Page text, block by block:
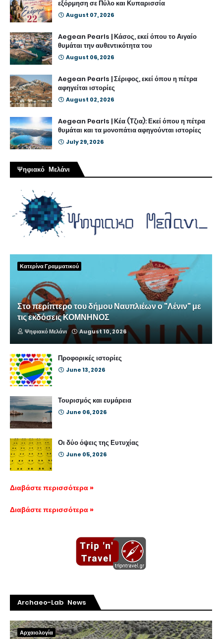
εξόρμηση σε Πύλο και Κυπαρισσία
August 07, 2026
Aegean Pearls | Κάσος, εκεί όπου το Αιγαίο
θυμάται την αυθεντικότητα του
August 06, 2026
Aegean Pearls | Σέριφος, εκεί όπου η πέτρα
αφηγείται ιστορίες
August 02, 2026
Aegean Pearls | Κέα (Τζια): Εκεί όπου η πέτρα
θυμάται και τα μονοπάτια αφηγούνται ιστορίες
July 29, 2026
Ψηφιακό Μελάνι
Κατερίνα Γραμματικού
Στο περίπτερο του δήμου Ναυπλιέων ο "Λένιν" με
τις εκδόσεις ΚΟΜΝΗΝΟΣ
Ψηφιακό Μελάνι August 10, 2026
Προφορικές ιστορίες
June 13, 2026
Τουρισμός και ευμάρεια
June 06, 2026
Οι δύο όψεις της Ευτυχίας
June 05, 2026
Διαβάστε περισσότερα »
Διαβάστε περισσότερα »
Archaeo-Lab News
Αρχαιολογία